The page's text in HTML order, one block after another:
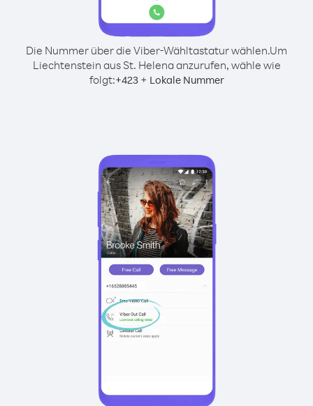
Die Nummer über die Viber-Wähltastatur wählen.Um
Liechtenstein aus St. Helena anzurufen, wähle wie
folgt:+423+ Lokale Nummer